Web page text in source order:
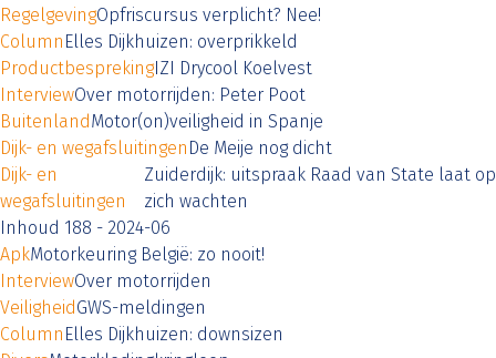
RegelgevingOpfriscursus verplicht? Nee!
Column Elles Dijkhuizen: overprikkeld
ProductbesprekingIZI Drycool Koelvest
InterviewOver motorrijden: Peter Poot
BuitenlandMotor(on)veiligheid in Spanje
Dijk- en wegafsluitingen De Meije nog dicht
Dijk- en
wegafsluitingen
Zuiderdijk: uitspraak Raad van State laat op
zich wachten
Inhoud 188 - 2024-06
ApkMotorkeuring België: zo nooit!
InterviewOver motorrijden
VeiligheidGWS-meldingen
Column Elles Dijkhuizen: downsizen